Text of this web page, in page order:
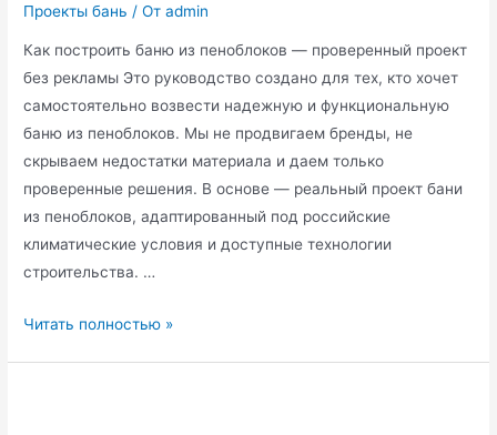
Проекты бань / От admin
Как построить баню из пеноблоков — проверенный проект
без рекламы Это руководство создано для тех, кто хочет
самостоятельно возвести надежную и функциональную
баню из пеноблоков. Мы не продвигаем бренды, не
скрываем недостатки материала и даем только
проверенные решения. В основе — реальный проект бани
из пеноблоков, адаптированный под российские
климатические условия и доступные технологии
строительства. …
Проект
Читать полностью »